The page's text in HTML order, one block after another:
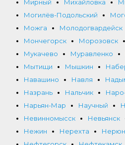
Мирный
Михайловка
Могилёв-Подольский
Можга
Молодогвардейск
Мончегорск
Морозовск
Мукачево
Муравленко
Мытищи
Мышкин
Навашино
Навля
Назрань
Нальчик
Нарьян-Мар
Научный
Невинномысск
Невьянск
Нежин
Нерехта